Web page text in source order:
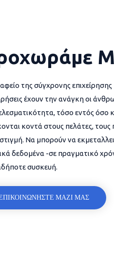
της σύγχρονης
έχουν την ανάγκη οι
τόσο εντός όσο
κοντά στους πελάτες,
Να μπορούν να
δεδομένα -σε πραγματικό
συσκευή.
ΜΑΖΙ ΜΑΣ